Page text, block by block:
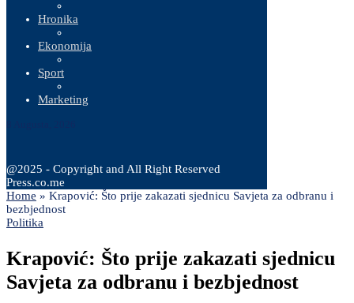
Hronika
Ekonomija
Sport
Marketing
@2025 - Copyright and All Right Reserved
Press.co.me
Home » Krapović: Što prije zakazati sjednicu Savjeta za odbranu i
bezbjednost
Politika
Krapović: Što prije zakazati sjednicu
Savjeta za odbranu i bezbjednost